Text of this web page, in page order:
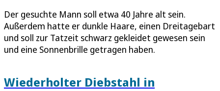
Der gesuchte Mann soll etwa 40 Jahre alt sein.
Außerdem hatte er dunkle Haare, einen Dreitagebart
und soll zur Tatzeit schwarz gekleidet gewesen sein
und eine Sonnenbrille getragen haben.
Wiederholter Diebstahl in